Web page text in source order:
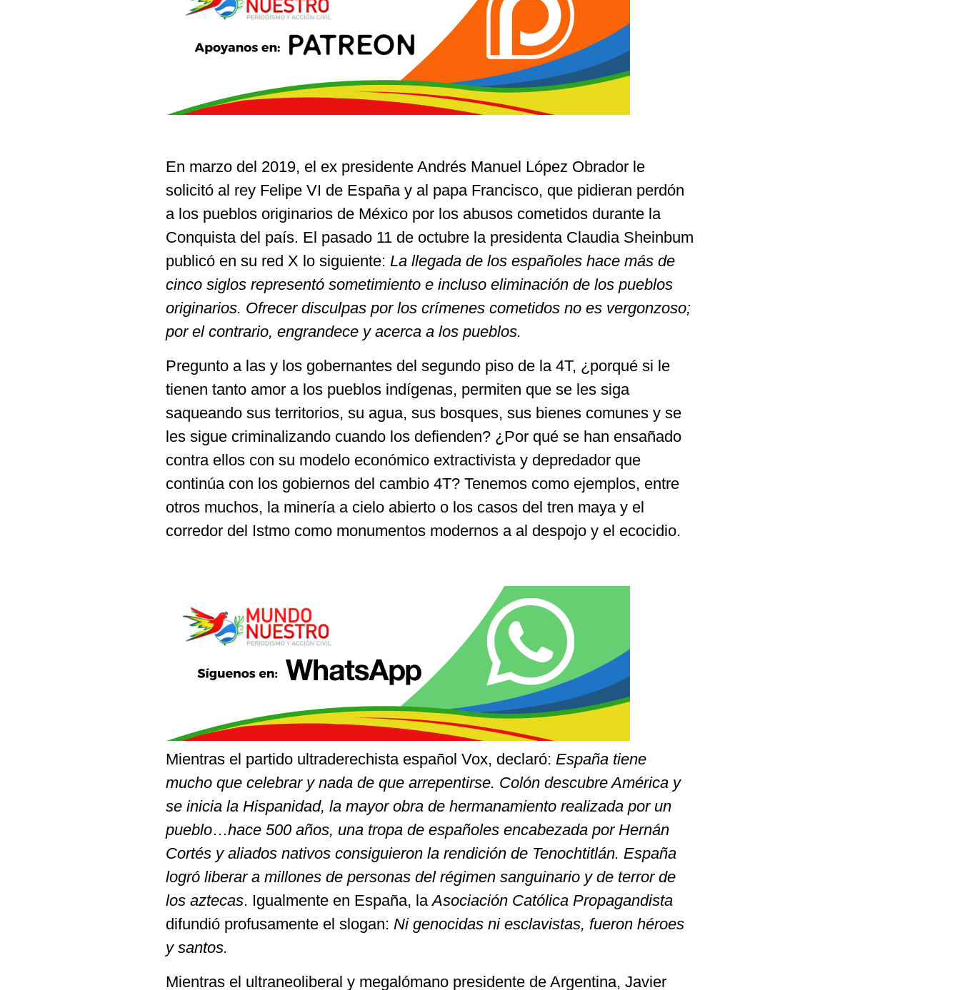
En marzo del 2019, el ex presidente Andrés Manuel López Obrador le
solicitó al rey Felipe VI de España y al papa Francisco, que pidieran perdón
a los pueblos originarios de México por los abusos cometidos durante la
Conquista del país. El pasado 11 de octubre la presidenta Claudia Sheinbum
publicó en su red X lo siguiente: La llegada de los españoles hace más de
cinco siglos representó sometimiento e incluso eliminación de los pueblos
originarios. Ofrecer disculpas por los crímenes cometidos no es vergonzoso;
por el contrario, engrandece y acerca a los pueblos.
Pregunto a las y los gobernantes del segundo piso de la 4T, ¿porqué si le
tienen tanto amor a los pueblos indígenas, permiten que se les siga
saqueando sus territorios, su agua, sus bosques, sus bienes comunes y se
les sigue criminalizando cuando los defienden? ¿Por qué se han ensañado
contra ellos con su modelo económico extractivista y depredador que
continúa con los gobiernos del cambio 4T? Tenemos como ejemplos, entre
otros muchos, la minería a cielo abierto o los casos del tren maya y el
corredor del Istmo como monumentos modernos a al despojo y el ecocidio.
Mientras el partido ultraderechista español Vox, declaró: España tiene
mucho que celebrar y nada de que arrepentirse. Colón descubre América y
se inicia la Hispanidad, la mayor obra de hermanamiento realizada por un
pueblo…hace 500 años, una tropa de españoles encabezada por Hernán
Cortés y aliados nativos consiguieron la rendición de Tenochtitlán. España
logró liberar a millones de personas del régimen sanguinario y de terror de
los aztecas. Igualmente en España, laAsociación Católica Propagandista
difundió profusamente el slogan: Ni genocidas ni esclavistas, fueron héroes
y santos.
Mientras el ultraneoliberal y megalómano presidente de Argentina, Javier